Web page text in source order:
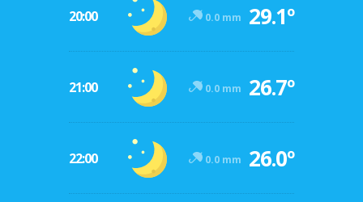
20:00 0.0 mm 29.1º
21:00 0.0 mm 26.7º
22:00 0.0 mm 26.0º